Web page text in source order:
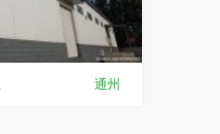
通州